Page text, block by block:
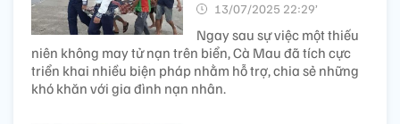
13/07/2025 22:29’
Ngay sau sự việc một thiếu
niên không may tử nạn trên biển, Cà Mau đã tích cực
triển khai nhiều biện pháp nhằm hỗ trợ, chia sẻ những
khó khăn với gia đình nạn nhân.